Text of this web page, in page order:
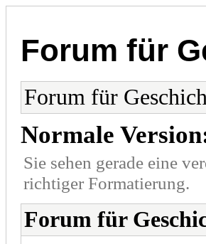
Forum für
Forum für
Normale
Sie sehen gerade eine
richtiger Formatierung.
Forum für